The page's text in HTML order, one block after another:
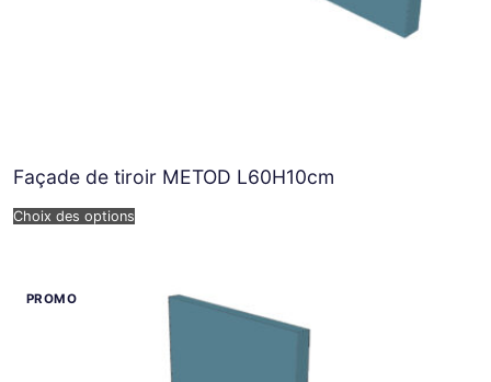
Façade de tiroir METOD L60H10cm
Choix des options